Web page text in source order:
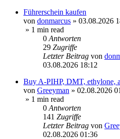
Führerschein kaufen
von donmarcus » 03.08.2026
» 1 min read
0 Antworten
29 Zugriffe
Letzter Beitrag von
03.08.2026 18:12
Buy A-PIHP, DMT, ethylone,
von Greeyman » 02.08.2026
» 1 min read
0 Antworten
141 Zugriffe
Letzter Beitrag von
02.08.2026 01:36